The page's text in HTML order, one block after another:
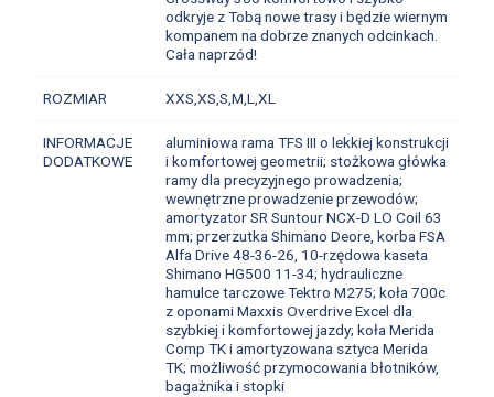
odkryje z Tobą nowe trasy i będzie wiernym
kompanem na dobrze znanych odcinkach.
Cała naprzód!
ROZMIAR XXS,XS,S,M,L,XL
INFORMACJE
DODATKOWE
aluminiowa rama TFS III o lekkiej konstrukcji
i komfortowej geometrii; stożkowa główka
ramy dla precyzyjnego prowadzenia;
wewnętrzne prowadzenie przewodów;
amortyzator SR Suntour NCX-D LO Coil 63
mm; przerzutka Shimano Deore, korba FSA
Alfa Drive 48-36-26, 10-rzędowa kaseta
Shimano HG500 11-34; hydrauliczne
hamulce tarczowe Tektro M275; koła 700c
z oponami Maxxis Overdrive Excel dla
szybkiej i komfortowej jazdy; koła Merida
Comp TK i amortyzowana sztyca Merida
TK; możliwość przymocowania błotników,
bagażnika i stopki